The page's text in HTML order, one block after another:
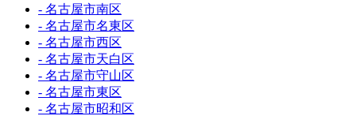
- 名古屋市南区
- 名古屋市名東区
- 名古屋市西区
- 名古屋市天白区
- 名古屋市守山区
- 名古屋市東区
- 名古屋市昭和区